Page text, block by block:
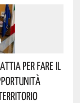
Per Fare Il